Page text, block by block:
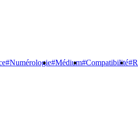
#Numérologie#Médium#Compatibilité